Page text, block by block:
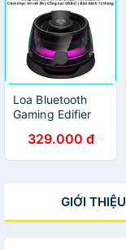
Loa Bluetooth
Gaming Edifier
Suất 3W | Kết nối
Bluetooth V5.3 |
tháng - Hàng
329.000 đ
GIỚI THIỆU